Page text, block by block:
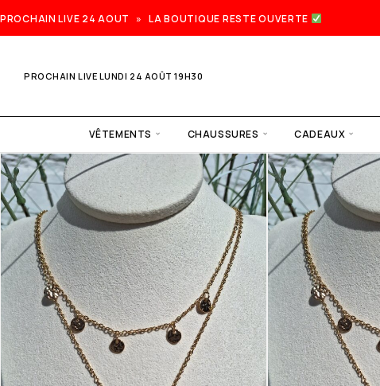
PROCHAIN LIVE 24 AOUT » LA BOUTIQUE RESTE OUVERTE
PROCHAIN LIVE LUNDI 24 AOÛT 19H30
VÊTEMENTS CHAUSSURES CADEAUX